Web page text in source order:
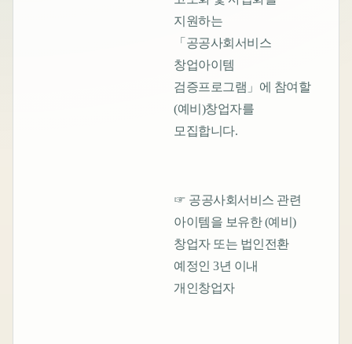
지원하는
「공공사회서비스
창업아이템
검증프로그램」에 참여할
(예비)창업자를
모집합니다.
☞ 공공사회서비스 관련
아이템을 보유한 (예비)
창업자 또는 법인전환
예정인 3년 이내
개인창업자